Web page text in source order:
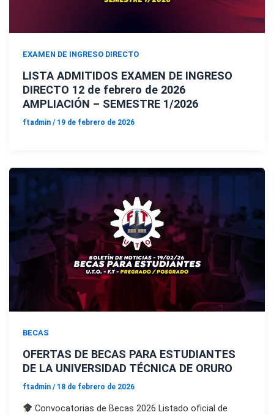
EXAMEN DE INGRESO DIRECTO
LISTA ADMITIDOS EXAMEN DE INGRESO
DIRECTO 12 de febrero de 2026
AMPLIACIÓN – SEMESTRE 1/2026
ftadmin / 19 de febrero de 2026
BECAS
OFERTAS DE BECAS PARA ESTUDIANTES
DE LA UNIVERSIDAD TÉCNICA DE ORURO
ftadmin / 18 de febrero de 2026
Convocatorias de Becas 2026 Listado oficial de